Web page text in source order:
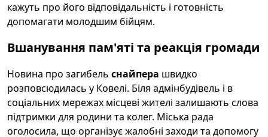
кажуть про його відповідальність і готовність
допомагати молодшим бійцям.
Вшанування пам'яті та реакція громади
Новина про загибель снайпера швидко
розповсюдилась у Ковелі. Біля адмінбудівель і в
соціальних мережах місцеві жителі залишають слова
підтримки для родини та колег. Міська рада
оголосила, що організує жалобні заходи та допомогу